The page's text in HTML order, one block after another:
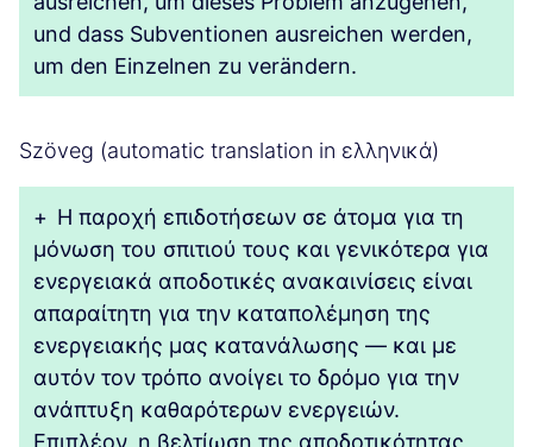
und dass Subventionen ausreichen werden,
um den Einzelnen zu verändern.
Szöveg (automatic translation in ελληνικά)
+ Η παροχή επιδοτήσεων σε άτομα για τη
μόνωση του σπιτιού τους και γενικότερα για
ενεργειακά αποδοτικές ανακαινίσεις είναι
απαραίτητη για την καταπολέμηση της
ενεργειακής μας κατανάλωσης — και με
αυτόν τον τρόπο ανοίγει το δρόμο για την
ανάπτυξη καθαρότερων ενεργειών.
Επιπλέον, η βελτίωση της αποδοτικότητας